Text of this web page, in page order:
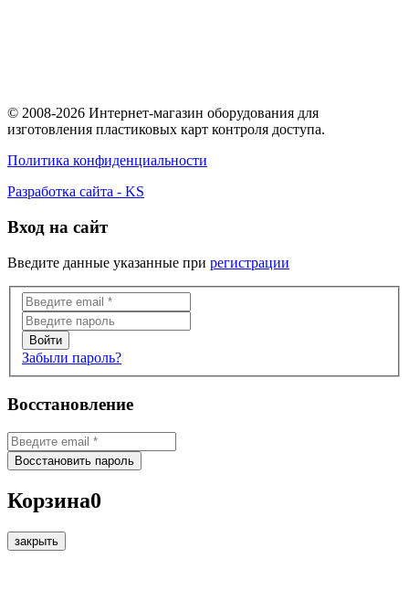
© 2008-2026 Интернет-магазин оборудования для
изготовления пластиковых карт контроля доступа.
Политика конфиденциальности
Разработка сайта - KS
Вход на сайт
Введите данные указанные при регистрации
Забыли пароль?
Восстановление
Корзина0
закрыть